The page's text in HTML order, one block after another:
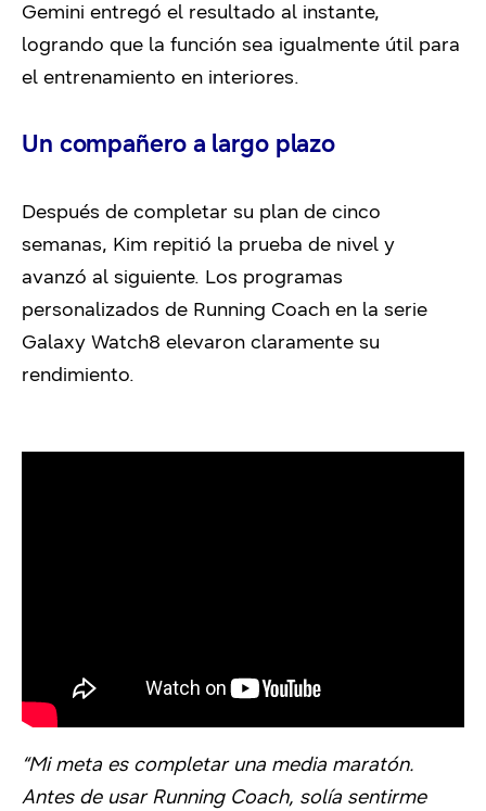
Gemini entregó el resultado al instante,
logrando que la función sea igualmente útil para
el entrenamiento en interiores.
Un compañero a largo plazo
Después de completar su plan de cinco
semanas, Kim repitió la prueba de nivel y
avanzó al siguiente. Los programas
personalizados de Running Coach en la serie
Galaxy Watch8 elevaron claramente su
rendimiento.
“Mi meta es completar una media maratón.
Antes de usar Running Coach, solía sentirme